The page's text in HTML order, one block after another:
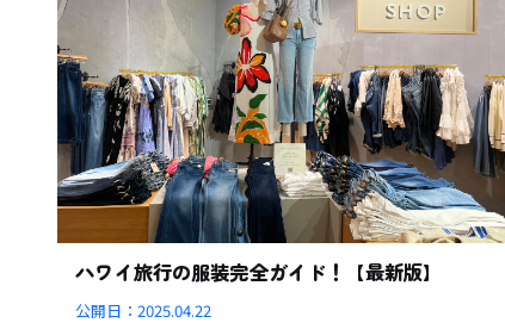
ハワイ旅行の服装完全ガイド！【最新版】
公開日：2025.04.22